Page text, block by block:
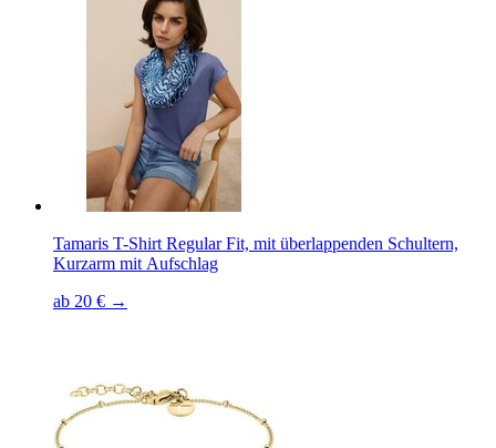
Tamaris T-Shirt Regular Fit, mit überlappenden Schultern,
Kurzarm mit Aufschlag
ab 20 € →